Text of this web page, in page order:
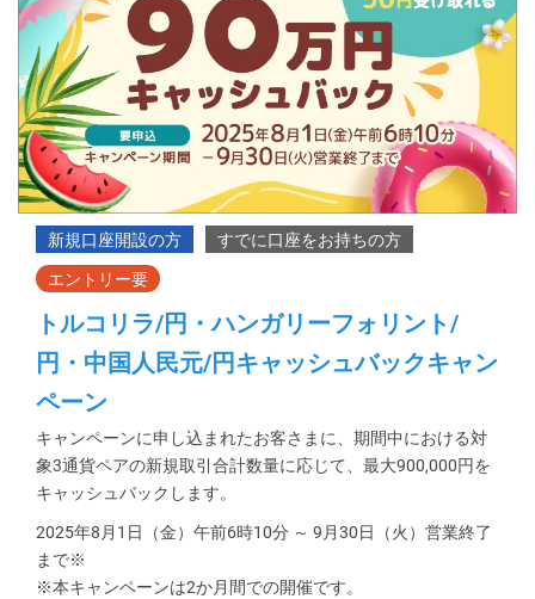
トルコリラ/円・ハンガリーフォリント/
円・中国人民元/円キャッシュバックキャン
ペーン
キャンペーンに申し込まれたお客さまに、期間中における対
象3通貨ペアの新規取引合計数量に応じて、最大900,000円を
キャッシュバックします。
2025年8月1日（金）午前6時10分 ～ 9月30日（火）営業終了
まで※
※本キャンペーンは2か月間での開催です。